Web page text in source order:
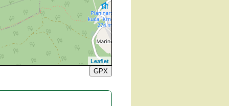
Leaflet
GPX